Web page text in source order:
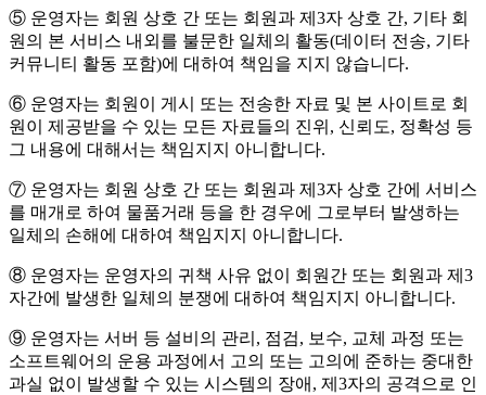
⑤ 운영자는 회원 상호 간 또는 회원과 제3자 상호 간, 기타 회
원의 본 서비스 내외를 불문한 일체의 활동(데이터 전송, 기타
커뮤니티 활동 포함)에 대하여 책임을 지지 않습니다.
⑥ 운영자는 회원이 게시 또는 전송한 자료 및 본 사이트로 회
원이 제공받을 수 있는 모든 자료들의 진위, 신뢰도, 정확성 등
그 내용에 대해서는 책임지지 아니합니다.
⑦ 운영자는 회원 상호 간 또는 회원과 제3자 상호 간에 서비스
를 매개로 하여 물품거래 등을 한 경우에 그로부터 발생하는
일체의 손해에 대하여 책임지지 아니합니다.
⑧ 운영자는 운영자의 귀책 사유 없이 회원간 또는 회원과 제3
자간에 발생한 일체의 분쟁에 대하여 책임지지 아니합니다.
⑨ 운영자는 서버 등 설비의 관리, 점검, 보수, 교체 과정 또는
소프트웨어의 운용 과정에서 고의 또는 고의에 준하는 중대한
과실 없이 발생할 수 있는 시스템의 장애, 제3자의 공격으로 인